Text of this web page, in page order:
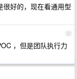
好的，现在看通用型
2
，但是团队执行力